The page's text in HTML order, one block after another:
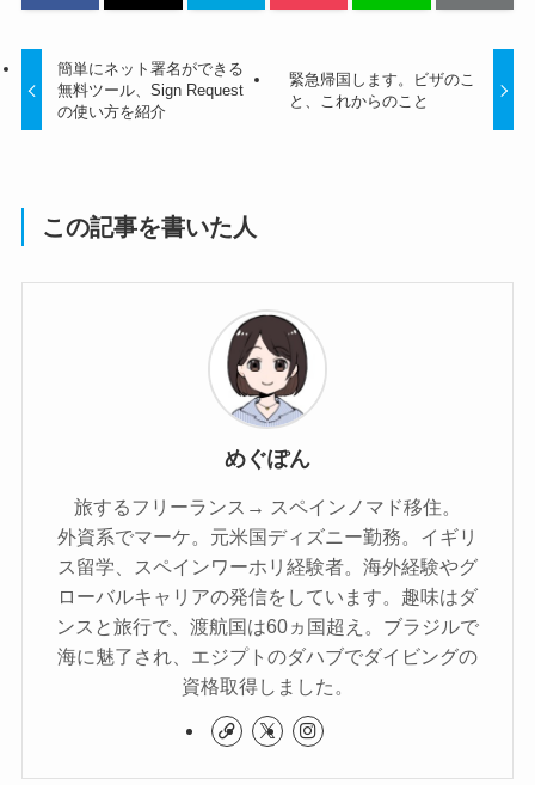
簡単にネット署名ができる
無料ツール、Sign Request
の使い方を紹介
緊急帰国します。ビザのこ
と、これからのこと
この記事を書いた人
めぐぽん
旅するフリーランス→ スペインノマド移住。
外資系でマーケ。元米国ディズニー勤務。イギリ
ス留学、スペインワーホリ経験者。海外経験やグ
ローバルキャリアの発信をしています。趣味はダ
ンスと旅行で、渡航国は60ヵ国超え。ブラジルで
海に魅了され、エジプトのダハブでダイビングの
資格取得しました。